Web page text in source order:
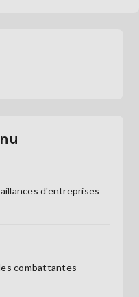
d'entreprises
combattantes